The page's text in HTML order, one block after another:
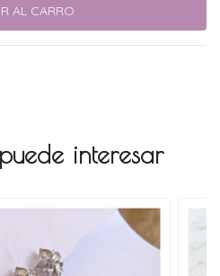
interesar